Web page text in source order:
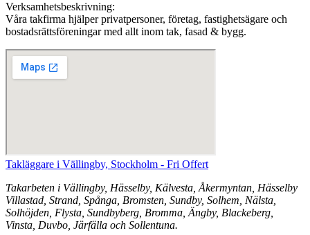
Verksamhetsbeskrivning:
Våra takfirma hjälper privatpersoner, företag, fastighetsägare och
bostadsrättsföreningar med allt inom tak, fasad & bygg.
Takläggare i Vällingby, Stockholm - Fri Offert
Takarbeten i Vällingby, Hässelby, Kälvesta, Åkermyntan, Hässelby
Villastad, Strand, Spånga, Bromsten, Sundby, Solhem, Nälsta,
Solhöjden, Flysta, Sundbyberg, Bromma, Ängby, Blackeberg,
Vinsta, Duvbo, Järfälla och Sollentuna.